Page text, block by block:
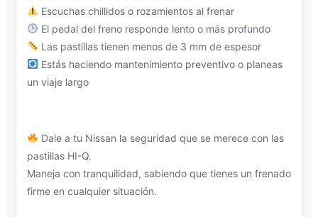
Escuchas chillidos o rozamientos al frenar
El pedal del freno responde lento o más profundo
Las pastillas tienen menos de 3 mm de espesor
Estás haciendo mantenimiento preventivo o planeas
un viaje largo
Dale a tu Nissan la seguridad que se merece con las
pastillas HI-Q.
Maneja con tranquilidad, sabiendo que tienes un frenado
firme en cualquier situación.